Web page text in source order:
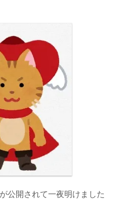
公開されて一夜明けました